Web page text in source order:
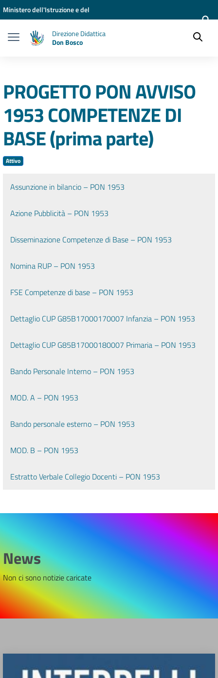
Vai ai contenuti
Vai al menu di navigazione
Vai al footer
Ministero dell'Istruzione e del
Direzione Didattica
Don Bosco
PROGETTO PON AVVISO
1953 COMPETENZE DI
BASE (prima parte)
Attivo
Assunzione in bilancio – PON 1953
Azione Pubblicità – PON 1953
Disseminazione Competenze di Base – PON 1953
Nomina RUP – PON 1953
FSE Competenze di base – PON 1953
Dettaglio CUP G85B17000170007 Infanzia – PON 1953
Dettaglio CUP G85B17000180007 Primaria – PON 1953
Bando Personale Interno – PON 1953
MOD. A – PON 1953
Bando personale esterno – PON 1953
MOD. B – PON 1953
Estratto Verbale Collegio Docenti – PON 1953
News
Non ci sono notizie caricate